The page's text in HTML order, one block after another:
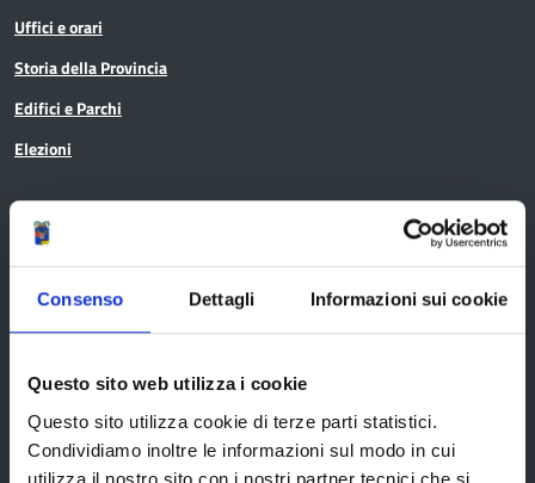
Consenso Dettagli Informazioni sui cookie
Questo sito web utilizza i cookie
Questo sito utilizza cookie di terze parti statistici.
Condividiamo inoltre le informazioni sul modo in cui
utilizza il nostro sito con i nostri partner tecnici che si
Uffici e orari
Storia della Provincia
Edifici e Parchi
Elezioni
Bandi e avvisi
Bandi di gara
Avvisi pubblici
Concorsi e selezioni
In scadenza